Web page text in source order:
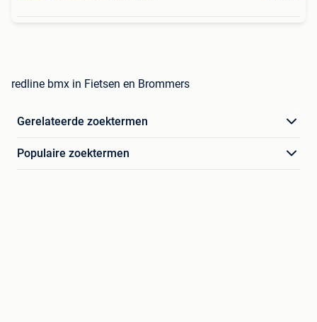
redline bmx in Fietsen en Brommers
Gerelateerde zoektermen
Populaire zoektermen